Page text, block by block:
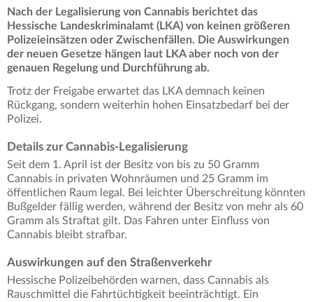
Nach der Legalisierung von Cannabis berichtet das
Hessische Landeskriminalamt (LKA) von keinen größeren
Polizeieinsätzen oder Zwischenfällen. Die Auswirkungen
der neuen Gesetze hängen laut LKA aber noch von der
genauen Regelung und Durchführung ab.
Trotz der Freigabe erwartet das LKA demnach keinen
Rückgang, sondern weiterhin hohen Einsatzbedarf bei der
Polizei.
Details zur Cannabis-Legalisierung
Seit dem 1. April ist der Besitz von bis zu 50 Gramm
Cannabis in privaten Wohnräumen und 25 Gramm im
öffentlichen Raum legal. Bei leichter Überschreitung könnten
Bußgelder fällig werden, während der Besitz von mehr als 60
Gramm als Straftat gilt. Das Fahren unter Einfluss von
Cannabis bleibt strafbar.
Auswirkungen auf den Straßenverkehr
Hessische Polizeibehörden warnen, dass Cannabis als
Rauschmittel die Fahrtüchtigkeit beeinträchtigt. Ein